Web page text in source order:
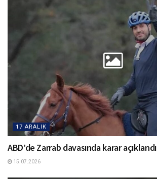
17 ARALIK
ABD’de Zarrab davasında karar açıklandı
15.07.2026